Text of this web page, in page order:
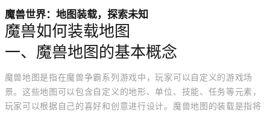
魔兽世界：地图装载，探索未知
魔兽如何装载地图
一、魔兽地图的基本概念
魔兽地图是指在魔兽争霸系列游戏中，玩家可以自定义的游戏场
景。这些地图可以包含自定义的地形、单位、技能、任务等元素，
玩家可以根据自己的喜好和创意进行设计。魔兽地图的装载是指将